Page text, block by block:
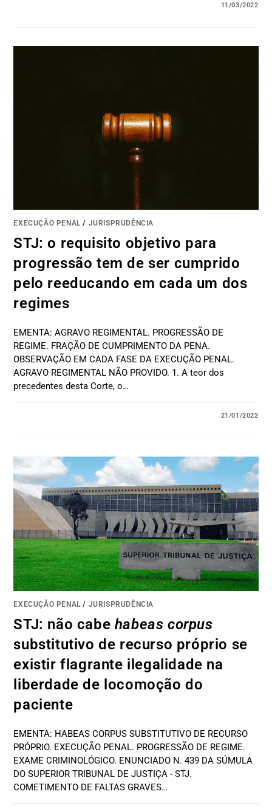
11/03/2022
EXECUÇÃO PENAL/ JURISPRUDÊNCIA
STJ: o requisito objetivo para
progressão tem de ser cumprido
pelo reeducando em cada um dos
regimes
EMENTA: AGRAVO REGIMENTAL. PROGRESSÃO DE
REGIME. FRAÇÃO DE CUMPRIMENTO DA PENA.
OBSERVAÇÃO EM CADA FASE DA EXECUÇÃO PENAL.
AGRAVO REGIMENTAL NÃO PROVIDO. 1. A teor dos
precedentes desta Corte, o…
21/01/2022
EXECUÇÃO PENAL/ JURISPRUDÊNCIA
STJ: não cabe habeas corpus
substitutivo de recurso próprio se
existir flagrante ilegalidade na
liberdade de locomoção do
paciente
EMENTA: HABEAS CORPUS SUBSTITUTIVO DE RECURSO
PRÓPRIO. EXECUÇÃO PENAL. PROGRESSÃO DE REGIME.
EXAME CRIMINOLÓGICO. ENUNCIADO N. 439 DA SÚMULA
DO SUPERIOR TRIBUNAL DE JUSTIÇA - STJ.
COMETIMENTO DE FALTAS GRAVES…